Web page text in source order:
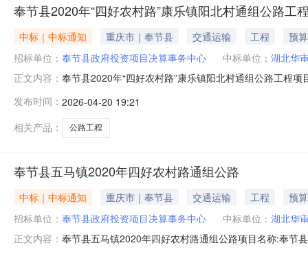
奉节县2020年“四好农村路”康乐镇阳北村通组公路工
中标｜中标通知 重庆市｜奉节县 交通运输 工程
预
招标单位： 奉节县政府投资项目决算事务中心 中标单位： 湖北华
正文内容： 奉节县2020年“四好农村路”康乐镇阳北村通组公路工程
间:2026-04-1709:00:00选取方式:择优+直选中选机构名
发布时间： 2026-04-20 19:21
相关产品：
公路工程
奉节县五马镇2020年四好农村路通组公路
中标｜中标通知 重庆市｜奉节县 交通运输 工程
预
招标单位： 奉节县政府投资项目决算事务中心 中标单位： 湖北华
正文内容： 奉节县五马镇2020年四好农村路通组公路项目名称:奉节